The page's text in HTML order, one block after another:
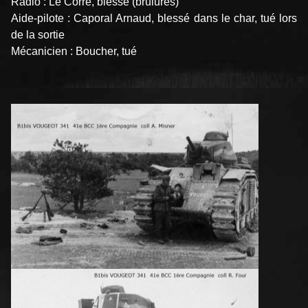
Aide-pilote : Caporal Arnaud, blessé dans le char, tué lors
de la sortie
Mécanicien : Boucher, tué